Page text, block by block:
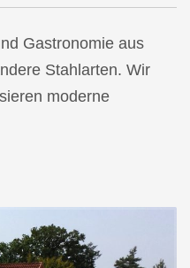
Gastronomie aus
Stahlarten. Wir
moderne